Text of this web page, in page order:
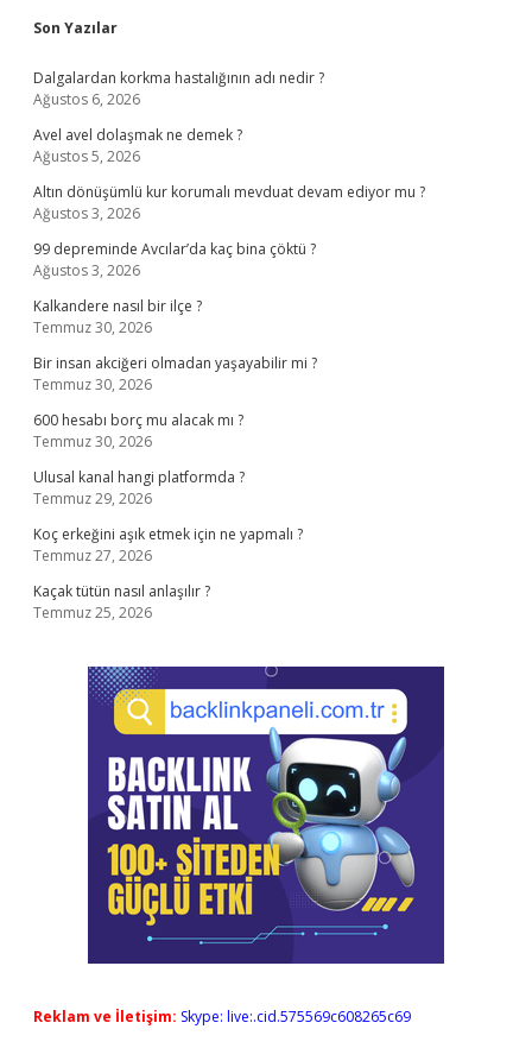
Sidebar
Son Yazılar
Dalgalardan korkma hastalığının adı nedir ?
Ağustos 6, 2026
Avel avel dolaşmak ne demek ?
Ağustos 5, 2026
Altın dönüşümlü kur korumalı mevduat devam ediyor mu ?
Ağustos 3, 2026
99 depreminde Avcılar’da kaç bina çöktü ?
Ağustos 3, 2026
Kalkandere nasıl bir ilçe ?
Temmuz 30, 2026
Bir insan akciğeri olmadan yaşayabilir mi ?
Temmuz 30, 2026
600 hesabı borç mu alacak mı ?
Temmuz 30, 2026
Ulusal kanal hangi platformda ?
Temmuz 29, 2026
Koç erkeğini aşık etmek için ne yapmalı ?
Temmuz 27, 2026
Kaçak tütün nasıl anlaşılır ?
Temmuz 25, 2026
Reklam ve İletişim: Skype: live:.cid.575569c608265c69